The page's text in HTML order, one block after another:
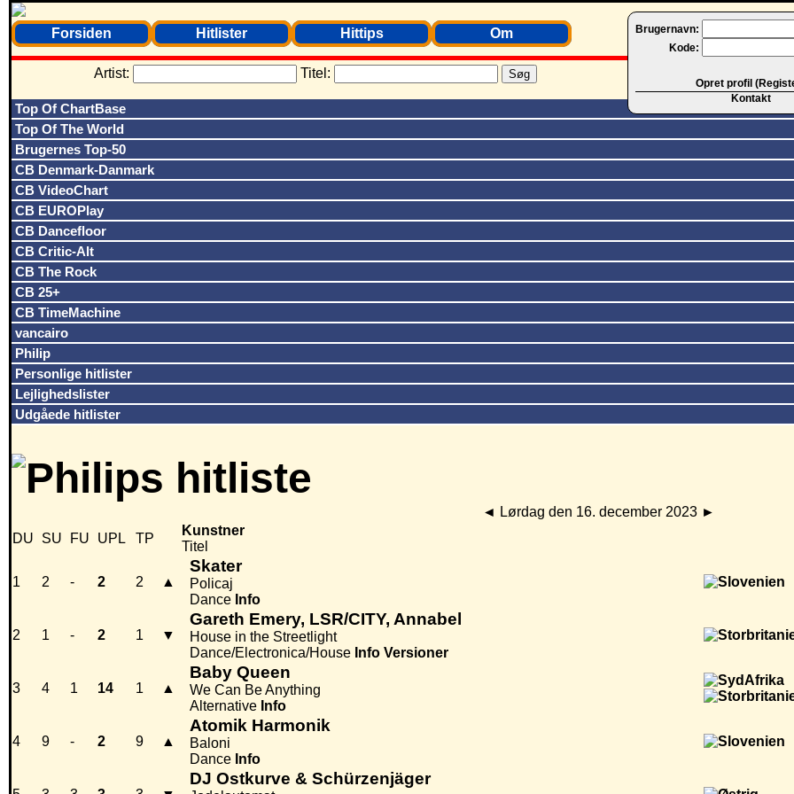
Brugernavn:
Kode:
Opret profil
Kontakt
Forsiden Hitlister Hittips Om
Artist: Titel:
Top Of ChartBase
Top Of The World
Brugernes Top-50
CB Denmark-Danmark
CB VideoChart
CB EUROPlay
CB Dancefloor
CB Critic-Alt
CB The Rock
CB 25+
CB TimeMachine
vancairo
Philip
Personlige hitlister
Lejlighedslister
Udgåede hitlister
◄ Lørdag den 16. december 2023 ►
DU
SU FU UPL TP
Kunstner
Titel
1 2 - 2 2 ▲
Skater
Policaj
Dance Info
2 1 - 2 1 ▼
Gareth Emery, LSR/CITY, Annabel
House in the Streetlight
Dance/Electronica/House Info Versioner
3 4 1 14 1 ▲
Baby Queen
We Can Be Anything
Alternative Info
4 9 - 2 9 ▲
Atomik Harmonik
Baloni
Dance Info
DJ Ostkurve & Schürzenjäger